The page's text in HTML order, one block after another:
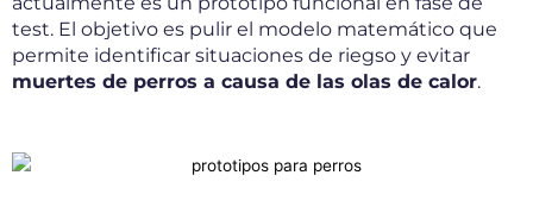
test. El objetivo es pulir el modelo matemático que
permite identificar situaciones de riegso y evitar
muertes de perros a causa de las olas de calor.